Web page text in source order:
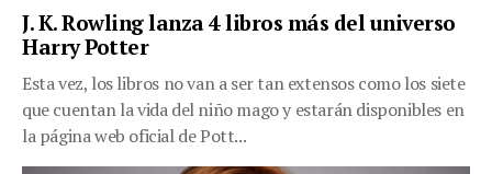
J. K. Rowling lanza 4 libros más del universo
Harry Potter
Esta vez, los libros no van a ser tan extensos como los siete
que cuentan la vida del niño mago y estarán disponibles en
la página web oficial de Pott...